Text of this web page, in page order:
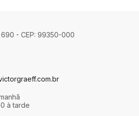
690 - CEP: 99350-000
à tarde